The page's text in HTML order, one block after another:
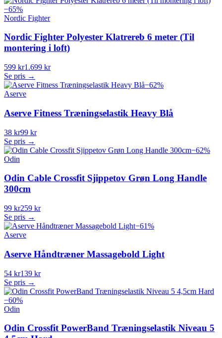
−65%
Nordic Fighter
Nordic Fighter Polyester Klatrereb 6 meter (Til
montering i loft)
599 kr1.699 kr
Se pris →
−62%
Aserve
Aserve Fitness Træningselastik Heavy Blå
38 kr99 kr
Se pris →
−62%
Odin
Odin Cable Crossfit Sjippetov Grøn Long Handle
300cm
99 kr259 kr
Se pris →
−61%
Aserve
Aserve Håndtræner Massagebold Light
54 kr139 kr
Se pris →
−60%
Odin
Odin Crossfit PowerBand Træningselastik Niveau 5